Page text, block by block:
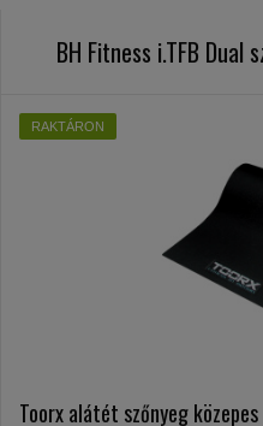
BH Fitness i.TFB
RAKTÁRON
Toorx alátét szőnyeg közepes